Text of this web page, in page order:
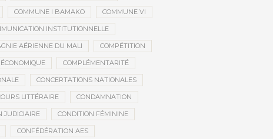
COMMUNE I BAMAKO COMMUNE VI
INSTITUTIONNELLE
AÉRIENNE DU MALI COMPÉTITION
COMPLÉMENTARITÉ
CONCERTATIONS NATIONALES
LITTÉRAIRE CONDAMNATION
JUDICIAIRE CONDITION FÉMININE
CONFÉDÉRATION AES